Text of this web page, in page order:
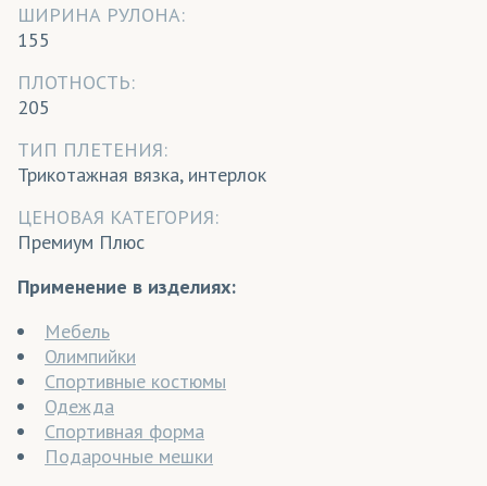
ШИРИНА РУЛОНА:
155
ПЛОТНОСТЬ:
205
ТИП ПЛЕТЕНИЯ:
Трикотажная вязка, интерлок
ЦЕНОВАЯ КАТЕГОРИЯ:
Премиум Плюс
Применение в изделиях:
Мебель
Олимпийки
Спортивные костюмы
Одежда
Спортивная форма
Подарочные мешки